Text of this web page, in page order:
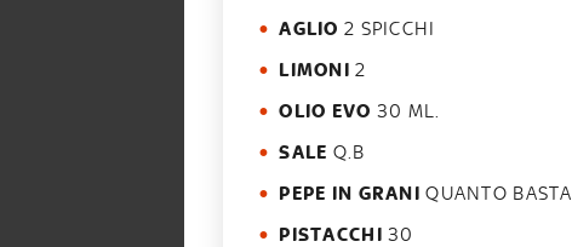
AGLIO 2 SPICCHI
LIMONI 2
OLIO EVO 30 ML.
SALE Q.B
PEPE IN GRANI QUANTO BASTA
PISTACCHI 30